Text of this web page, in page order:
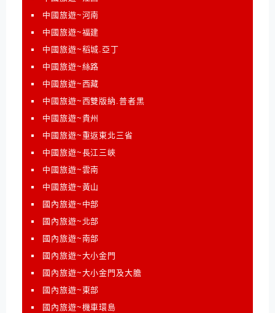
中國旅遊~河南
中國旅遊~福建
中國旅遊~稻城.亞丁
中國旅遊~絲路
中國旅遊~西藏
中國旅遊~西雙版納.普者黑
中國旅遊~貴州
中國旅遊~重返東北三省
中國旅遊~長江三峽
中國旅遊~雲南
中國旅遊~黃山
國內旅遊~中部
國內旅遊~北部
國內旅遊~南部
國內旅遊~大小金門
國內旅遊~大小金門及大膽
國內旅遊~東部
國內旅遊~機車環島